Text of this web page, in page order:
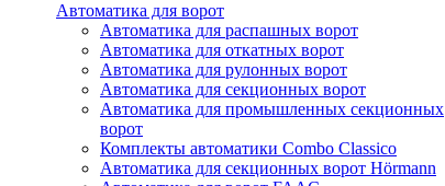
Автоматика для ворот
Автоматика для распашных ворот
Автоматика для откатных ворот
Автоматика для рулонных ворот
Автоматика для секционных ворот
Автоматика для промышленных секционных
ворот
Комплекты автоматики Combo Classico
Автоматика для секционных ворот Hörmann